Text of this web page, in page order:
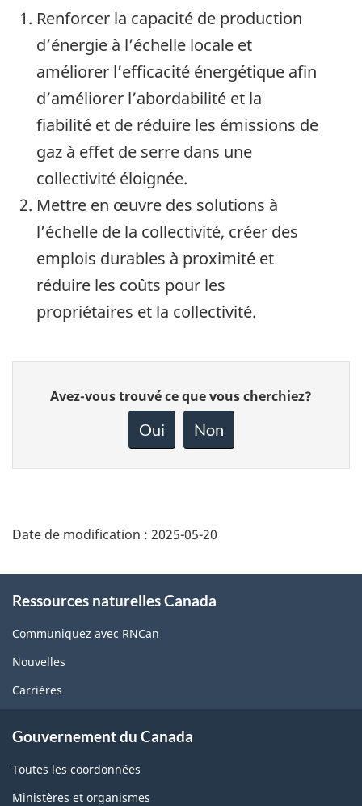
Renforcer la capacité de production
d’énergie à l’échelle locale et
améliorer l’efficacité énergétique afin
d’améliorer l’abordabilité et la
fiabilité et de réduire les émissions de
gaz à effet de serre dans une
collectivité éloignée.
Mettre en œuvre des solutions à
l’échelle de la collectivité, créer des
emplois durables à proximité et
réduire les coûts pour les
propriétaires et la collectivité.
Donnez
votre
page
Avez-vous trouvé ce que vous cherchiez?
Oui Non
Date de modification : 2025-05-20
this
site
Ressources naturelles Canada
Communiquez avec RNCan
Nouvelles
Carrières
Gouvernement du Canada
Toutes les coordonnées
Ministères et organismes